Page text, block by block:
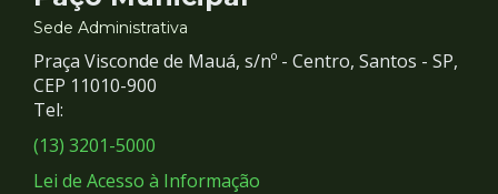
e
Redes
Sociais
Sede Administrativa
Praça Visconde de Mauá, s/nº - Centro, Santos - SP,
CEP 11010-900
Tel:
(13) 3201-5000
Lei de Acesso à Informação